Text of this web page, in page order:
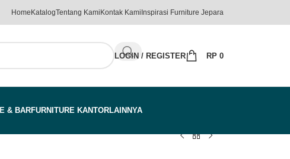
Home KatalogTentang Kami Kontak Kami Inspirasi Furniture Jepara
LOGIN / REGISTER RP 0
& BARFURNITURE KANTORLAINNYA